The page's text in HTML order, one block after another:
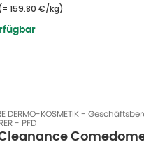
dazu kommen, dass die Poren
159.80 €/kg)
DERMO-KOSMETIK -
- PFD